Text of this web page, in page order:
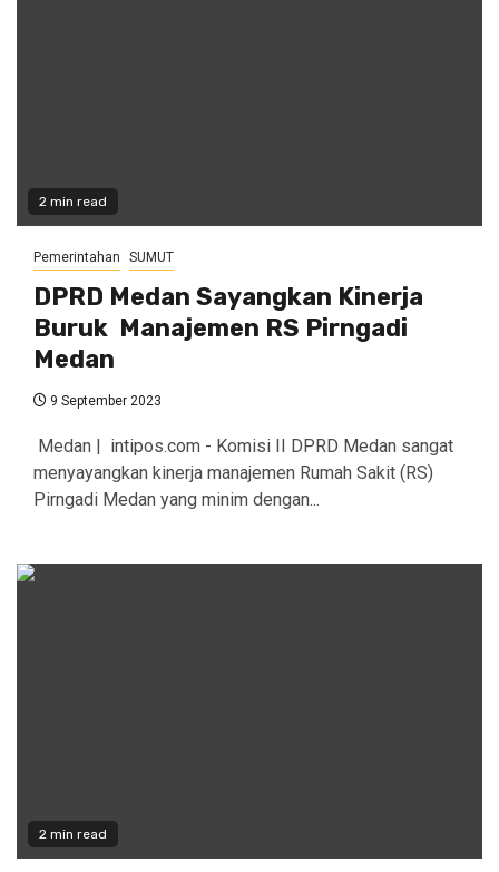
2 min read
Pemerintahan SUMUT
DPRD Medan Sayangkan Kinerja
Buruk Manajemen RS Pirngadi
Medan
9 September 2023
Medan | intipos.com - Komisi II DPRD Medan sangat
menyayangkan kinerja manajemen Rumah Sakit (RS)
Pirngadi Medan yang minim dengan...
2 min read